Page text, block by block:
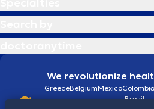
We revolutionize
GreeceBelgiumMexicoColombia
Brazil